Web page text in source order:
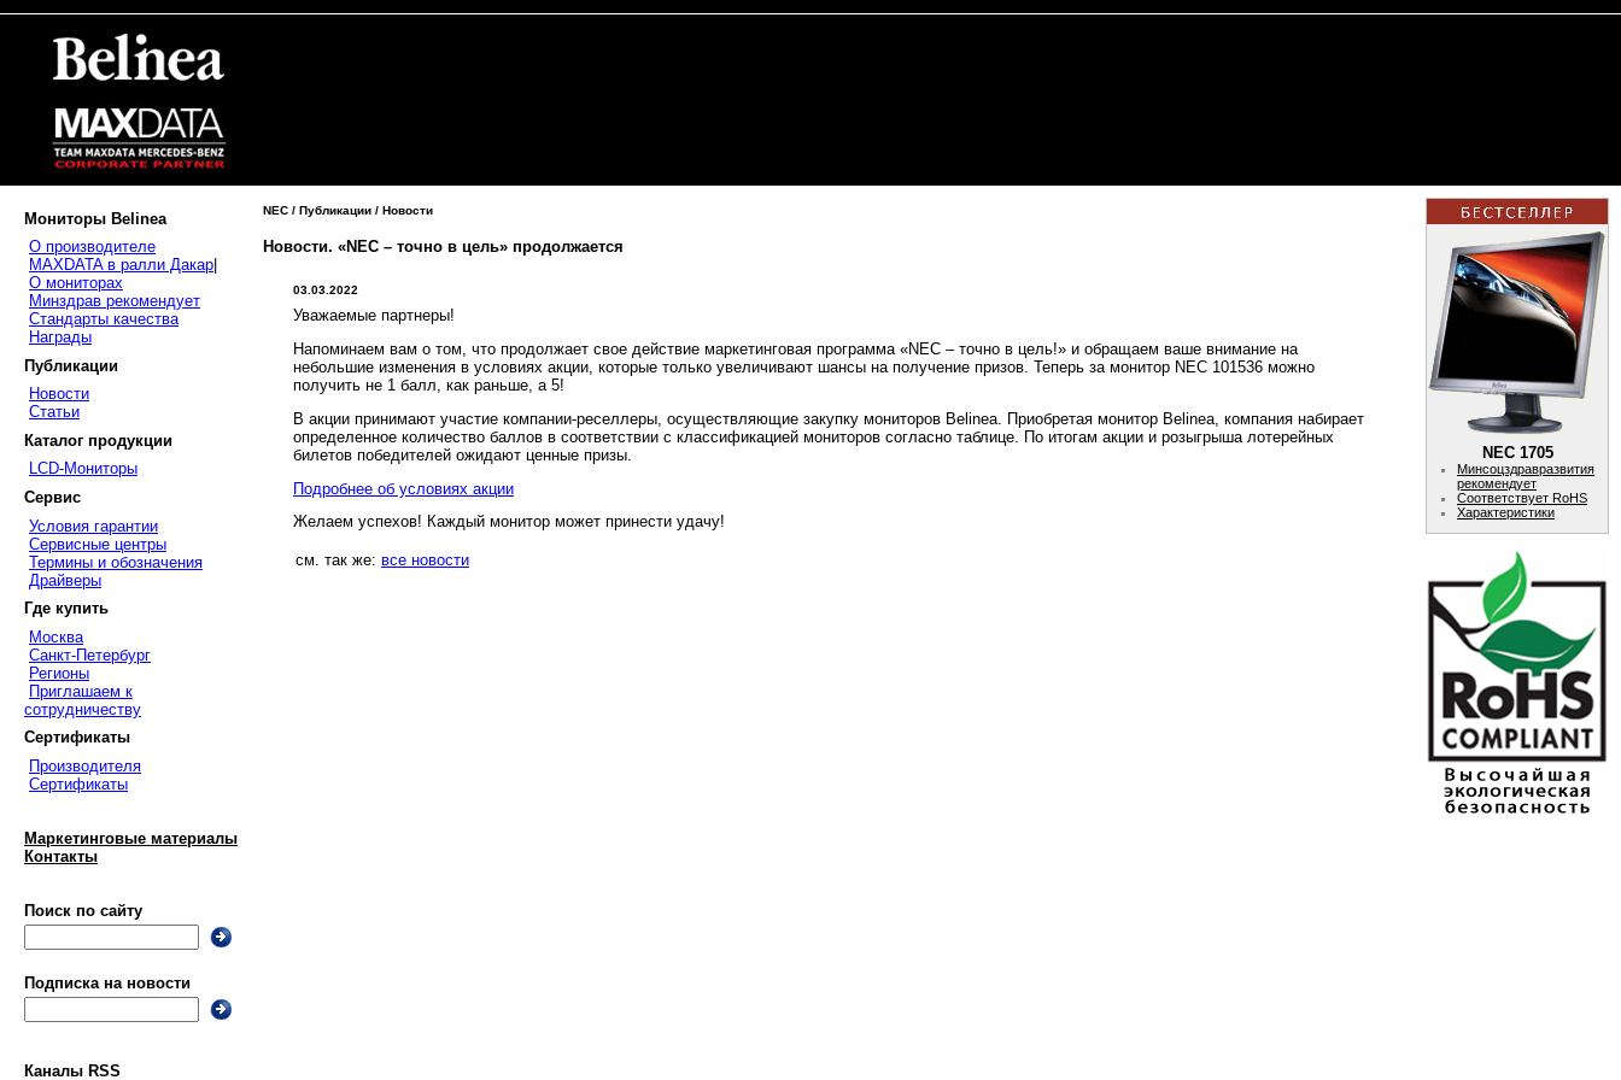
Мониторы Belinea
О производителе
MAXDATA в ралли Дакар
О мониторах
Минздрав рекомендует
Стандарты качества
Награды
Публикации
Новости
Статьи
Каталог продукции
LCD-Мониторы
Сервис
Условия гарантии
Сервисные центры
Термины и обозначения
Драйверы
Где купить
Москва
Санкт-Петербург
Регионы
Приглашаем к
сотрудничеству
Сертификаты
Производителя
Сертификаты
Маркетинговые материалы
Контакты
Поиск по сайту
Подписка на новости
Каналы RSS
NEC / Публикации / Новости
Новости. «NEC – точно в цель» продолжается
03.03.2022
Уважаемые партнеры!
Напоминаем вам о том, что продолжает свое действие маркетинговая программа «NEC – точно в цель!» и обращаем ваше внимание на
небольшие изменения в условиях акции, которые только увеличивают шансы на получение призов. Теперь за монитор NEC 101536 можно
получить не 1 балл, как раньше, а 5!
В акции принимают участие компании-реселлеры, осуществляющие закупку мониторов Belinea. Приобретая монитор Belinea, компания набирает
определенное количество баллов в соответствии с классификацией мониторов согласно таблице. По итогам акции и розыгрыша лотерейных
билетов победителей ожидают ценные призы.
Подробнее об условиях акции
Желаем успехов! Каждый монитор может принести удачу!
см. так же: все новости
NEC 1705
Минсоцздравразвития
рекомендует
Соответствует RoHS
Характеристики